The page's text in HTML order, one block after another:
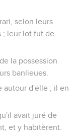
selon leurs
; leur lot fut de
la possession
banlieues.
autour d'elle ; il en
avait juré de
et y habitèrent.